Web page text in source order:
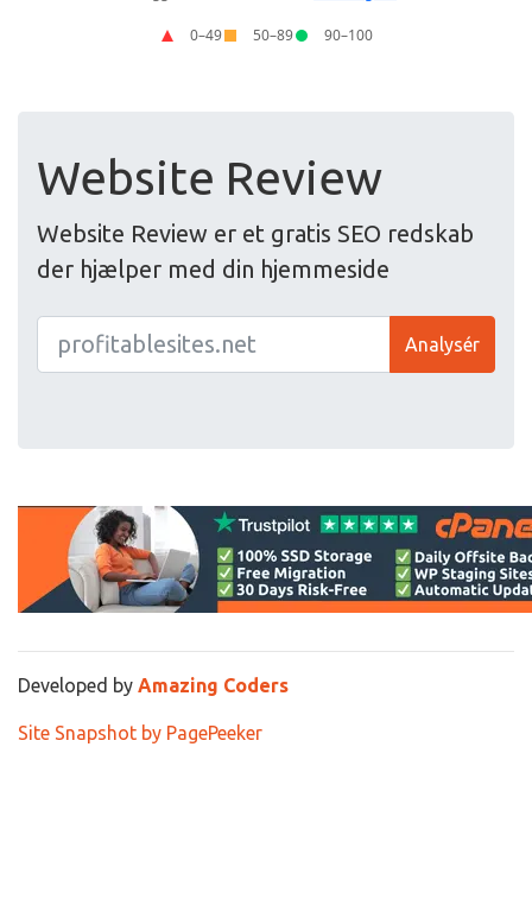
Website Review
Website Review er et gratis SEO redskab
der hjælper med din hjemmeside
Analysér
Developed by Amazing Coders
Site Snapshot by PagePeeker